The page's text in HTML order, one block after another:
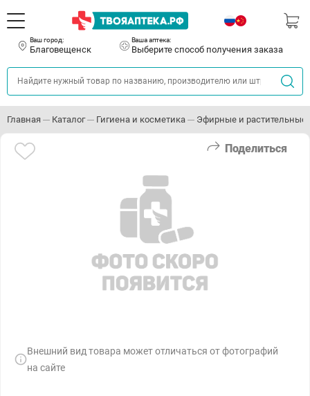
Ваш город:
Благовещенск
Ваша аптека:
Выберите способ получения заказа
Главная Каталог Гигиена и косметика Эфирные и растительные
Поделиться
Внешний вид товара может отличаться от фотографий
на сайте